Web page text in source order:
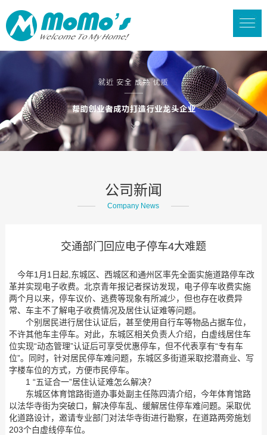
公司新闻
Company News
交通部门回应电子停车4大难题
今年1月1日起,东城区、西城区和通州区率先全面实施道路停车改
革并实现电子收费。北京青年报记者探访发现，电子停车收费实施
两个月以来，停车议价、逃费等现象有所减少，但也存在收费异
常、车主不了解电子收费情况及居住认证难等问题。
个别居民进行居住认证后，甚至使用自行车等物品占据车位，
不许其他车主停车。对此，东城区相关负责人介绍，白虚线居住车
位实现“动态管理”认证后可享受优惠停车，但不代表享有“专有车
位”。同时，针对居民停车难问题，东城区多街道采取挖潜商业、写
字楼车位的方式，方便市民停车。
1 “五证合一”居住认证难怎么解决？
东城区体育馆路街道办事处副主任陈四清介绍，今年体育馆路
以法华寺街为突破口，解决停车乱、缓解居住停车难问题。采取优
化道路设计，邀请专业部门对法华寺街进行勘察，在道路两旁施划
203个白虚线停车位。